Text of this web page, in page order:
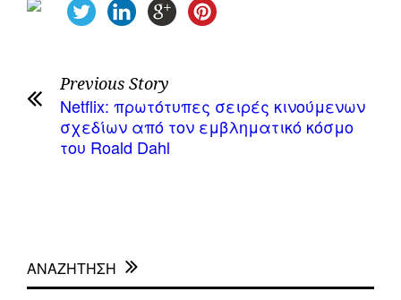
Previous Story
Netflix: πρωτότυπες σειρές κινούμενων
σχεδίων από τον εμβληματικό κόσμο
του Roald Dahl
ΑΝΑΖΗΤΗΣΗ